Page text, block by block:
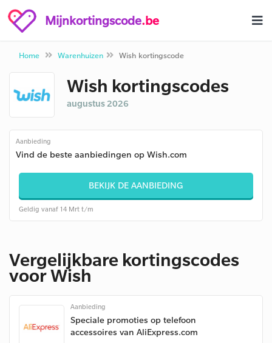
Mijnkortingscode.be
Home Warenhuizen Wish kortingscode
Wish kortingscodes
augustus 2026
Aanbieding
Vind de beste aanbiedingen op Wish.com
BEKIJK DE AANBIEDING
Geldig vanaf 14 Mrt t/m
Vergelijkbare kortingscodes
voor Wish
Aanbieding
Speciale promoties op telefoon
accessoires van AliExpress.com